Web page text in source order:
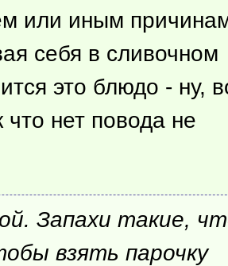
или иным
себя в сливочном
это блюдо - ну,
нет повода не
Запахи такие,
взять парочку